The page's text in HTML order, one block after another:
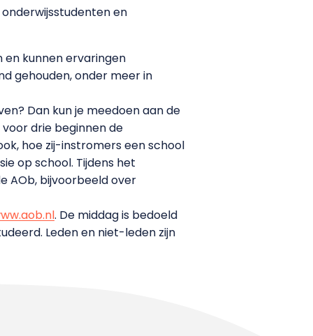
en
kunnen ervaringen
gehouden, onder meer in
Dan kun je meedoen aan de
drie beginnen de
hoe zij-instromers een school
op school. Tijdens het
AOb, bijvoorbeeld over
. De middag is bedoeld
Leden en niet-leden zijn